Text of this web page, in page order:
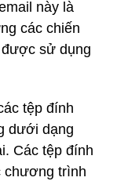
này là
các chiến
sử dụng
tệp đính
dưới dạng
Các tệp đính
chương trình